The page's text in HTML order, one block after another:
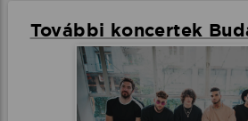
További koncertek